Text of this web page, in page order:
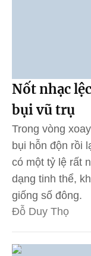
Nốt nhạc
bụi vũ trụ
Trong vòng
bụi hỗn độn rồi
có một tỷ lệ rất
dạng tinh thể,
giống số đông.
Đỗ Duy Thọ